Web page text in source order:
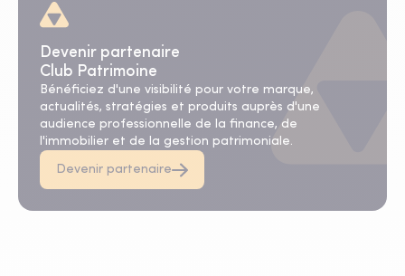
Devenir partenaire
Club Patrimoine
Bénéficiez d'une visibilité pour votre marque,
actualités, stratégies et produits auprès d'une
audience professionnelle de la finance, de
l'immobilier et de la gestion patrimoniale.
Devenir partenaire